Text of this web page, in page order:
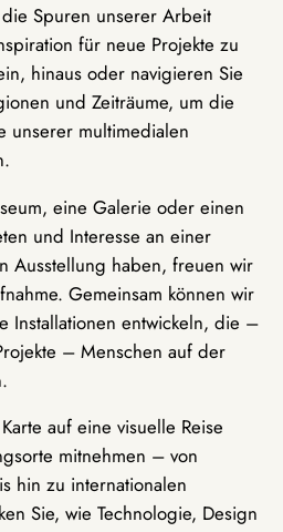
Spuren unserer Arbeit
für neue Projekte zu
hinaus oder navigieren Sie
und Zeiträume, um die
unserer multimedialen
eine Galerie oder einen
und Interesse an einer
Ausstellung haben, freuen wir
Gemeinsam können wir
Installationen entwickeln, die –
– Menschen auf der
auf eine visuelle Reise
mitnehmen – von
hin zu internationalen
Sie, wie Technologie, Design